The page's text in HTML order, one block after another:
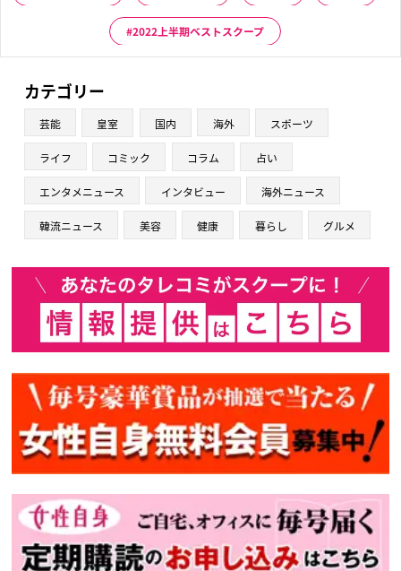
2022上半期ベストスクープ
カテゴリー
芸能 皇室 国内 海外 スポーツ
ライフ コミック コラム 占い
エンタメニュース インタビュー 海外ニュース
韓流ニュース 美容 健康 暮らし グルメ